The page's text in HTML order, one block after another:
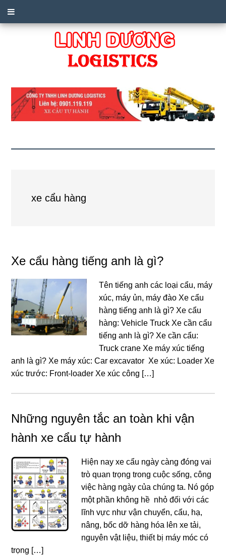
xe cẩu hàng
Xe cẩu hàng tiếng anh là gì?
Tên tiếng anh các loại cẩu, máy
xúc, máy ủn, máy đào Xe cẩu
hàng tiếng anh là gì? Xe cẩu
hàng: Vehicle Truck Xe cần cẩu
tiếng anh là gì? Xe cần cẩu:
Truck crane Xe máy xúc tiếng
anh là gì? Xe máy xúc: Car excavator Xe xúc: Loader Xe
xúc trước: Front-loader Xe xúc công […]
Những nguyên tắc an toàn khi vận
hành xe cẩu tự hành
Hiện nay xe cẩu ngày càng đóng vai
trò quan trọng trong cuộc sống, công
việc hàng ngày của chúng ta. Nó góp
một phần không hề nhỏ đối với các
lĩnh vực như vận chuyển, cẩu, hạ,
nâng, bốc dỡ hàng hóa lên xe tải,
nguyên vật liệu, thiết bị máy móc có
trọng […]